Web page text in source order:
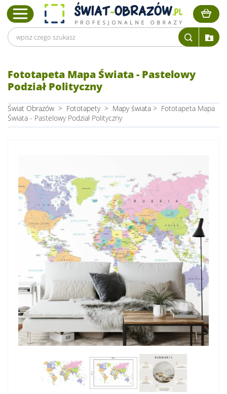
Fototapeta Mapa Świata - Pastelowy
Podział Polityczny
Świat Obrazów > Fototapety > Mapy świata > Fototapeta Mapa
Świata - Pastelowy Podział Polityczny